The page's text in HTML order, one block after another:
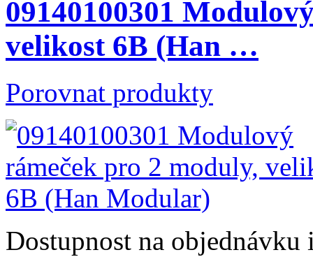
09140100301
velikost 6B (Han …
Porovnat produkty
Dostupnost na objednávku